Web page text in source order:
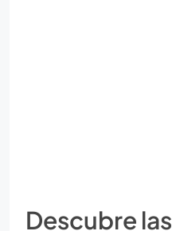
Descubre